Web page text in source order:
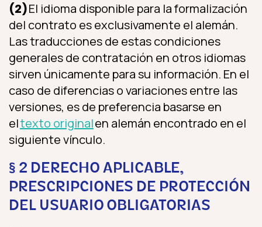
(2)El idioma disponible para la formalización
del contrato es exclusivamente el alemán.
Las traducciones de estas condiciones
generales de contratación en otros idiomas
sirven únicamente para su información. En el
caso de diferencias o variaciones entre las
versiones, es de preferencia basarse en
eltexto originalen alemán encontrado en el
siguiente vínculo.
§ 2 DERECHO APLICABLE,
PRESCRIPCIONES DE PROTECCIÓN
DEL USUARIO OBLIGATORIAS